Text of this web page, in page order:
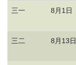
三一 8月1日
三二 8月13日